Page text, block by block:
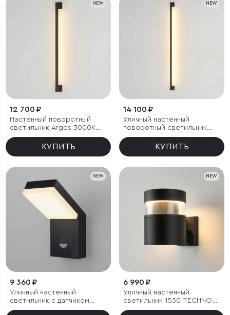
NEW
12 700 ₽
Настенный поворотный
светильник Argos 3000K
черный IP54
КУПИТЬ
NEW
14 100 ₽
Уличный настенный
поворотный светильник
Argos 3000K черный
КУПИТЬ
NEW
9 360 ₽
Уличный настенный
светильник с датчиком
движения Sensor 3000K
NEW
6 990 ₽
Уличный настенный
светильник 1530 TECHNO
LED 3000K чёрный